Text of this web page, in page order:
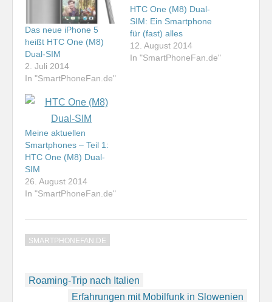
Das neue iPhone 5
heißt HTC One (M8)
Dual-SIM
2. Juli 2014
In "SmartPhoneFan.de"
HTC One (M8) Dual-
SIM: Ein Smartphone
für (fast) alles
12. August 2014
In "SmartPhoneFan.de"
Meine aktuellen
Smartphones – Teil 1:
HTC One (M8) Dual-
SIM
26. August 2014
In "SmartPhoneFan.de"
SMARTPHONEFAN.DE
Beitragsnavigation
Roaming-Trip nach Italien
Erfahrungen mit Mobilfunk in Slowenien